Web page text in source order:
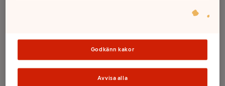
Spa Sänker PH-
värdet 1kg Fixor
Godkänn kakor
Avvisa alla